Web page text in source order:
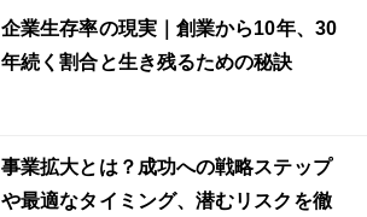
企業生存率の現実｜創業から10年、30
年続く割合と生き残るための秘訣
事業拡大とは？成功への戦略ステップ
や最適なタイミング、潜むリスクを徹